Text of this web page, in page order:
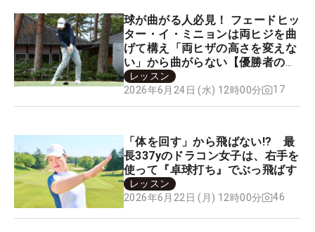
球が曲がる人必見！ フェードヒッ
ター・イ・ミニョンは両ヒジを曲
げて構え「両ヒザの高さを変えな
い」から曲がらない【優勝者のス
イング】
レッスン
2026年6月24日 (水) 12時00分
17
「体を回す」から飛ばない!? 最
長337yのドラコン女子は、右手を
使って『卓球打ち』でぶっ飛ばす
レッスン
2026年6月22日 (月) 12時00分
46